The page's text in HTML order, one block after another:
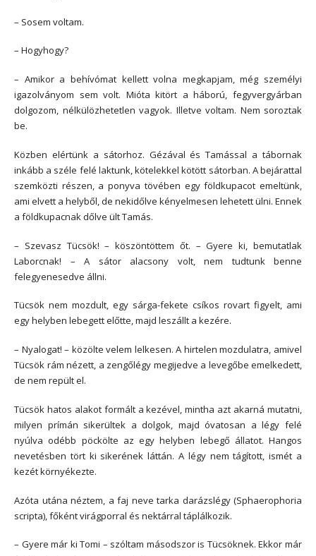
– Sosem voltam.
– Hogyhogy?
– Amikor a behívómat kellett volna megkapjam, még személyi
igazolványom sem volt. Mióta kitört a háború, fegyvergyárban
dolgozom, nélkülözhetetlen vagyok. Illetve voltam. Nem soroztak
be.
Közben elértünk a sátorhoz. Gézával és Tamással a tábornak
inkább a széle felé laktunk, kötelekkel kötött sátorban. A bejárattal
szemközti részen, a ponyva tövében egy földkupacot emeltünk,
ami elvett a helyből, de nekidőlve kényelmesen lehetett ülni. Ennek
a földkupacnak dőlve ült Tamás.
– Szevasz Tücsök! – köszöntöttem őt. – Gyere ki, bemutatlak
Laborcnak! – A sátor alacsony volt, nem tudtunk benne
felegyenesedve állni.
Tücsök nem mozdult, egy sárga-fekete csíkos rovart figyelt, ami
egy helyben lebegett előtte, majd leszállt a kezére.
– Nyalogat! – közölte velem lelkesen. A hirtelen mozdulatra, amivel
Tücsök rám nézett, a zengőlégy megijedve a levegőbe emelkedett,
de nem repült el.
Tücsök hatos alakot formált a kezével, mintha azt akarná mutatni,
milyen prímán sikerültek a dolgok, majd óvatosan a légy felé
nyúlva odébb pöckölte az egy helyben lebegő állatot. Hangos
nevetésben tört ki sikerének láttán. A légy nem tágított, ismét a
kezét környékezte.
Azóta utána néztem, a faj neve tarka darázslégy (Sphaerophoria
scripta), főként virágporral és nektárral táplálkozik.
– Gyere már ki Tomi – szóltam másodszor is Tücsöknek. Ekkor már